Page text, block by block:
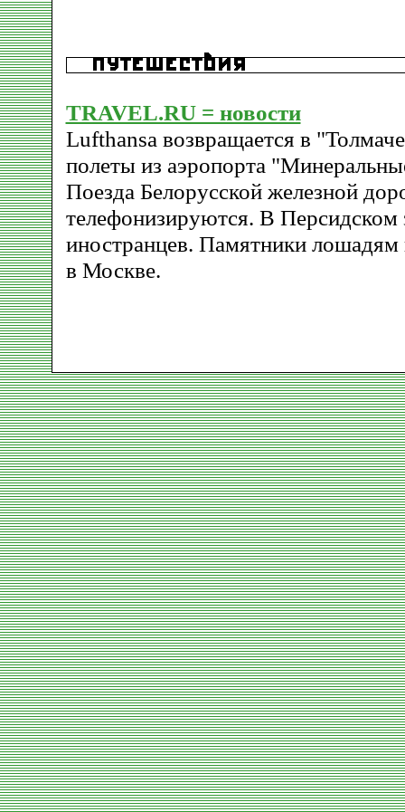
TRAVEL.RU = новости
Lufthansa возвращается в
полеты из аэропорта
Поезда Белорусской железной
телефонизируются. В Персидском
иностранцев. Памятники лошадям
в Москве.